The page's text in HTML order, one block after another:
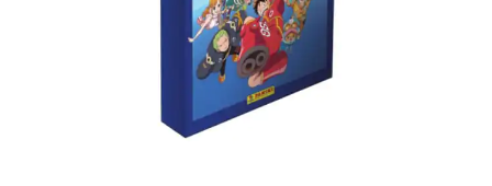
Ajándékkártya
Szállítás és fizetés
Sorozatos cuccok